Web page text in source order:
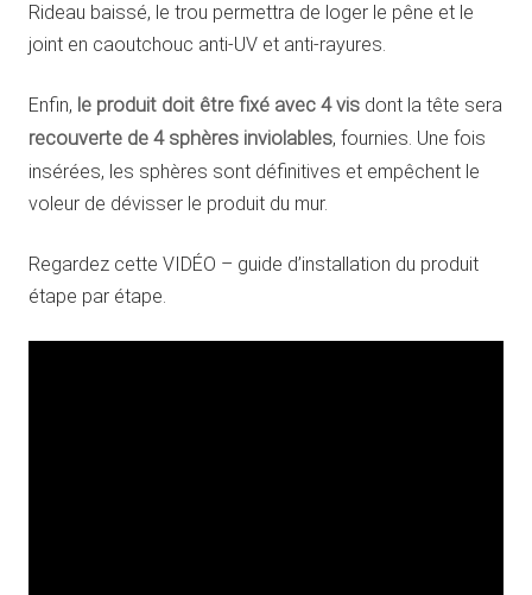
Rideau baissé, le trou permettra de loger le pêne et le
joint en caoutchouc anti-UV et anti-rayures.
Enfin, le produit doit être fixé avec 4 vis dont la tête sera
recouverte de 4 sphères inviolables, fournies. Une fois
insérées, les sphères sont définitives et empêchent le
voleur de dévisser le produit du mur.
Regardez cette VIDÉO – guide d’installation du produit
étape par étape.